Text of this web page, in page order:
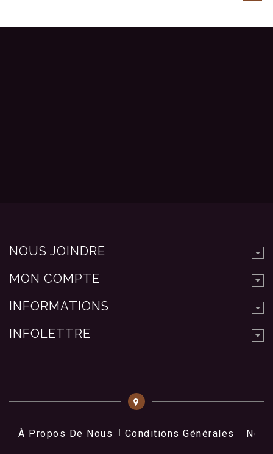
NOUS JOINDRE
MON COMPTE
INFORMATIONS
INFOLETTRE
À Propos De Nous Conditions Générales Nos